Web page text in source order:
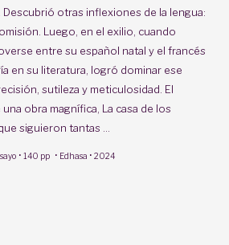
Descubrió otras inflexiones de la lengua:
Luego, en el exilio, cuando
entre su español natal y el francés
en su literatura, logró dominar ese
sutileza y meticulosidad. El
obra magnífica, La casa de los
siguieron tantas ...
· 140 pp · Edhasa · 2024